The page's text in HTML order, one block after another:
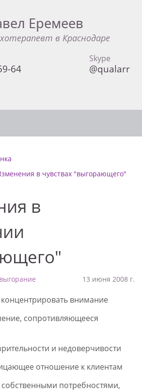
Еремеев
в Краснодаре
64
Skype
@qualarr
в чувствах "выгорающего"
в
13 июня 2008 г.
внимание
сопротивляющееся
и недоверчивости
отношение к клиентам
потребностями,